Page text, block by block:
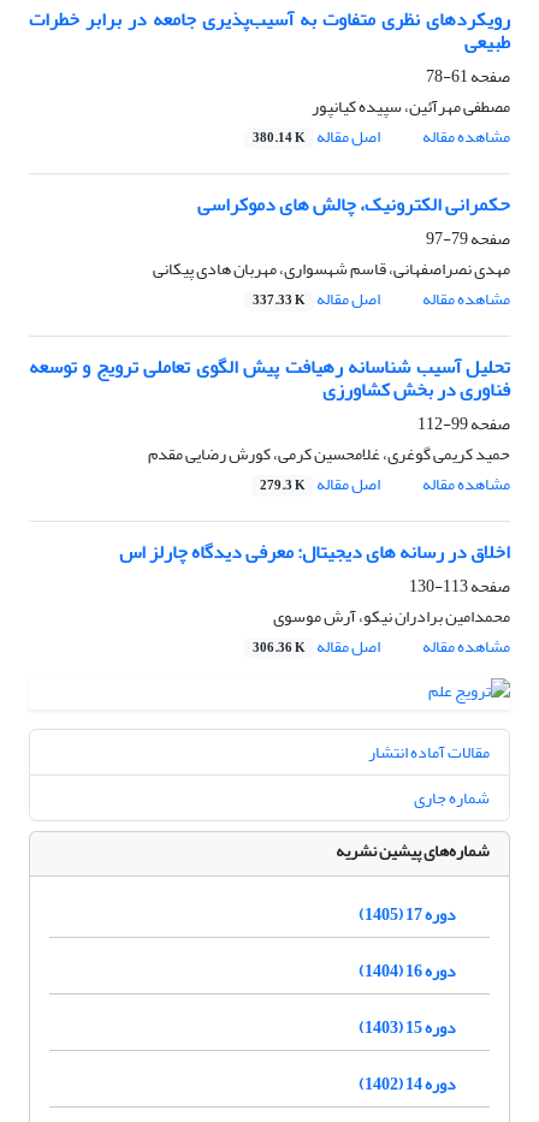
رویکردهای نظری متفاوت به آسیب‌پذیری جامعه در برابر خطرات
طبیعی
صفحه61-78
مصطفی مهرآئین، سپیده کیانپور
مشاهده مقاله
اصل مقاله 380.14 K
حکمرانی الکترونیک، چالش های دموکراسی
صفحه79-97
مهدی نصراصفهانی، قاسم شهسواری، مهربان هادی پیکانی
مشاهده مقاله
اصل مقاله 337.33 K
تحلیل آسیب‏ شناسانه رهیافت پیش‏ الگوی تعاملی ترویج و توسعه
فناوری در بخش کشاورزی
صفحه99-112
حمید کریمی‏ گوغری، غلامحسین کرمی، کورش رضایی ‌مقدم
مشاهده مقاله
اصل مقاله 279.3 K
اخلاق در رسانه های دیجیتال: معرفی دیدگاه چارلز اس
صفحه113-130
محمدامین برادران نیکو، آرش موسوی
مشاهده مقاله
اصل مقاله 306.36 K
مقالات آماده انتشار
شماره جاری
شماره‌های پیشین نشریه
دوره 17 (1405)
دوره 16 (1404)
دوره 15 (1403)
دوره 14 (1402)